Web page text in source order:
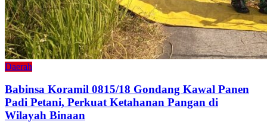
Daerah
Babinsa Koramil 0815/18 Gondang Kawal Panen
Padi Petani, Perkuat Ketahanan Pangan di
Wilayah Binaan